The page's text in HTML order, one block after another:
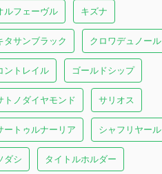
ルフェーヴル キズナ
タサンブラック クロワデュノール
ントレイル ゴールドシップ
トノダイヤモンド サリオス
ートゥルナーリア シャフリヤール
ダシ タイトルホルダー